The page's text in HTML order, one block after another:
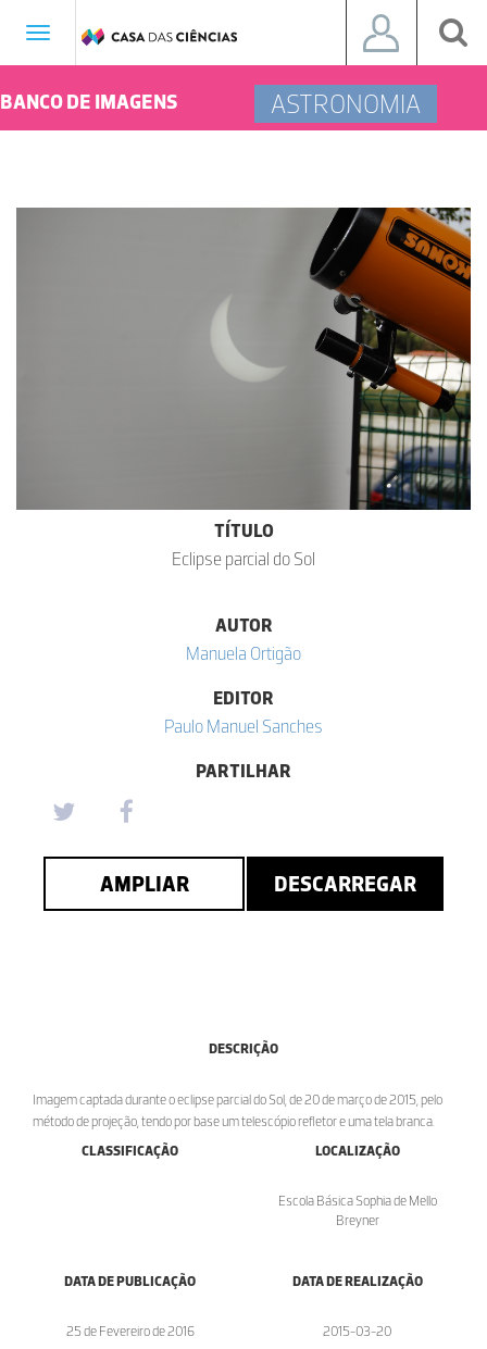
Toggle
BANCO DE IMAGENS ASTRONOMIA
TÍTULO
Eclipse parcial do Sol
AUTOR
Manuela Ortigão
EDITOR
Paulo Manuel Sanches
PARTILHAR
AMPLIAR DESCARREGAR
DESCRIÇÃO
Imagem captada durante o eclipse parcial do Sol, de 20 de março de 2015, pelo
método de projeção, tendo por base um telescópio refletor e uma tela branca.
CLASSIFICAÇÃO
LOCALIZAÇÃO
Escola Básica Sophia de Mello
Breyner
DATA DE PUBLICAÇÃO
25 de Fevereiro de 2016
DATA DE REALIZAÇÃO
2015-03-20